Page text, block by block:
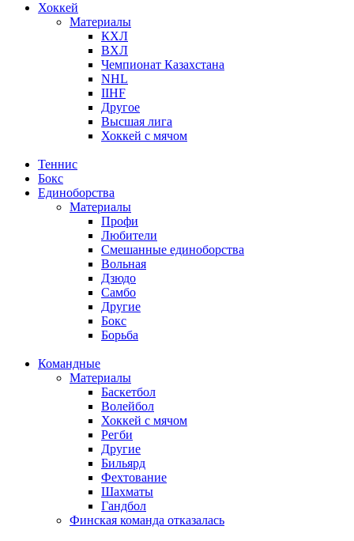
Хоккей
Материалы
КХЛ
ВХЛ
Чемпионат Казахстана
NHL
IIHF
Другое
Высшая лига
Хоккей с мячом
Теннис
Бокс
Единоборства
Материалы
Профи
Любители
Смешанные единоборства
Вольная
Дзюдо
Самбо
Другие
Бокс
Борьба
Командные
Материалы
Баскетбол
Волейбол
Хоккей с мячом
Регби
Другие
Бильярд
Фехтование
Шахматы
Гандбол
Финская команда отказалась